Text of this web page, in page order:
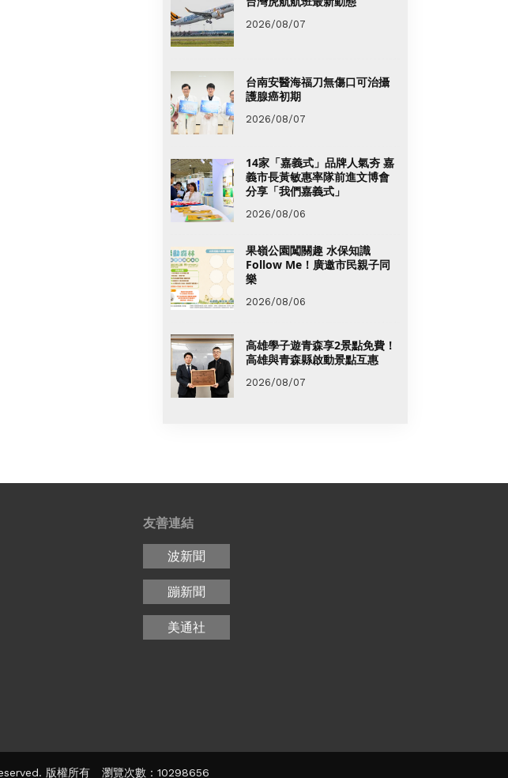
2026/08/07
台南安醫海福刀無傷口可治攝
護腺癌初期
2026/08/07
14家「嘉義式」品牌人氣夯 嘉
義市長黃敏惠率隊前進文博會
分享「我們嘉義式」
2026/08/06
果嶺公園闖關趣 水保知識
Follow Me！廣邀市民親子同
樂
2026/08/06
高雄學子遊青森享2景點免費！
高雄與青森縣啟動景點互惠
2026/08/07
友善連結
波新聞
蹦新聞
美通社
版權所有 瀏覽次數：10298656